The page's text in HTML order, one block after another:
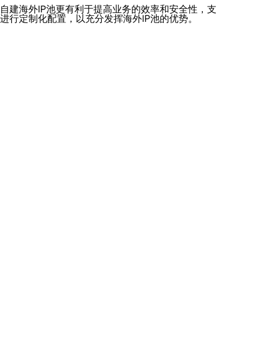
建海外IP池更有利于提高业务的效率和安全性，支
定制化配置，以充分发挥海外IP池的优势。